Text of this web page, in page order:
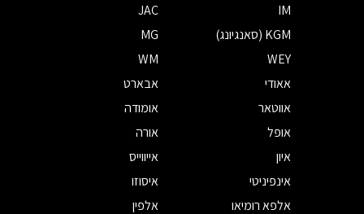
IM
JAC
KGM (סאנגיונג)
MG
WEY
WM
אאודי
אבארט
אווטאר
אומודה
אופל
אורה
איון
אייווייס
אינפיניטי
איסוזו
אלפא רומיאו
אלפין